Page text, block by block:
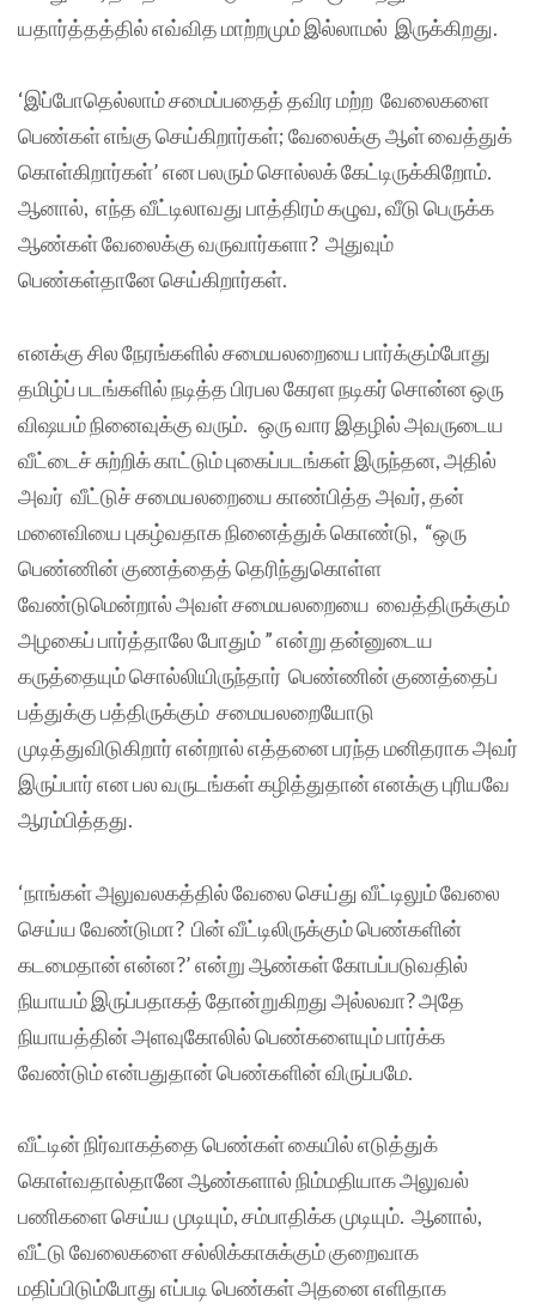
யதார்த்தத்தில் எவ்வித மாற்றமும் இல்லாமல் இருக்கிறது.
‘இப்போதெல்லாம் சமைப்பதைத் தவிர மற்ற வேலைகளை
பெண்கள் எங்கு செய்கிறார்கள்; வேலைக்கு ஆள் வைத்துக்
கொள்கிறார்கள்’ என பலரும் சொல்லக் கேட்டிருக்கிறோம்.
ஆனால், எந்த வீட்டிலாவது பாத்திரம் கழுவ, வீடு பெருக்க
ஆண்கள் வேலைக்கு வருவார்களா? அதுவும்
பெண்கள்தானே செய்கிறார்கள்.
எனக்கு சில நேரங்களில் சமையலறையை பார்க்கும்போது
தமிழ்ப் படங்களில் நடித்த பிரபல கேரள நடிகர் சொன்ன ஒரு
விஷயம் நினைவுக்கு வரும். ஒரு வார இதழில் அவருடைய
வீட்டைச் சுற்றிக் காட்டும் புகைப்படங்கள் இருந்தன, அதில்
அவர் வீட்டுச் சமையலறையை காண்பித்த அவர், தன்
மனைவியை புகழ்வதாக நினைத்துக் கொண்டு, “ஒரு
பெண்ணின் குணத்தைத் தெரிந்துகொள்ள
வேண்டுமென்றால் அவள் சமையலறையை வைத்திருக்கும்
அழகைப் பார்த்தாலே போதும் ” என்று தன்னுடைய
கருத்தையும் சொல்லியிருந்தார் பெண்ணின் குணத்தைப்
பத்துக்கு பத்திருக்கும் சமையலறையோடு
முடித்துவிடுகிறார் என்றால் எத்தனை பரந்த மனிதராக அவர்
இருப்பார் என பல வருடங்கள் கழித்துதான் எனக்கு புரியவே
ஆரம்பித்தது.
‘நாங்கள் அலுவலகத்தில் வேலை செய்து வீட்டிலும் வேலை
செய்ய வேண்டுமா? பின் வீட்டிலிருக்கும் பெண்களின்
கடமைதான் என்ன?’ என்று ஆண்கள் கோபப்படுவதில்
நியாயம் இருப்பதாகத் தோன்றுகிறது அல்லவா? அதே
நியாயத்தின் அளவுகோலில் பெண்களையும் பார்க்க
வேண்டும் என்பதுதான் பெண்களின் விருப்பமே.
வீட்டின் நிர்வாகத்தை பெண்கள் கையில் எடுத்துக்
கொள்வதால்தானே ஆண்களால் நிம்மதியாக அலுவல்
பணிகளை செய்ய முடியும், சம்பாதிக்க முடியும். ஆனால்,
வீட்டு வேலைகளை சல்லிக்காசுக்கும் குறைவாக
மதிப்பிடும்போது எப்படி பெண்கள் அதனை எளிதாக